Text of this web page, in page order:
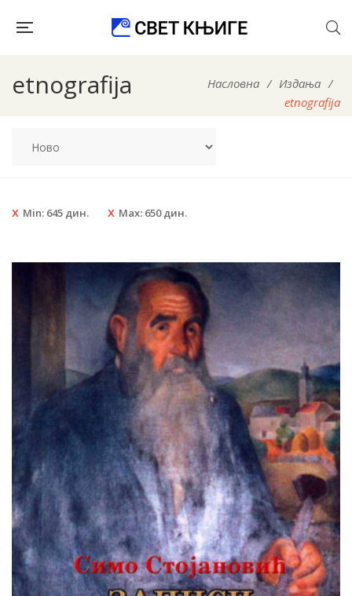
etnografija Насловна / Издања /
etnografija
Min: 645 дин. Max: 650дин.